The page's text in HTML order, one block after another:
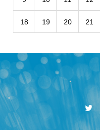
18 19 20 21